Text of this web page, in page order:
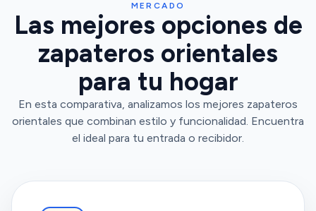
MERCADO
Las mejores opciones de
zapateros orientales
para tu hogar
En esta comparativa, analizamos los mejores zapateros
orientales que combinan estilo y funcionalidad. Encuentra
el ideal para tu entrada o recibidor.